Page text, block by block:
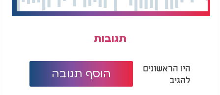
תגובות
היו הראשונים
להגיב
הוסף תגובה